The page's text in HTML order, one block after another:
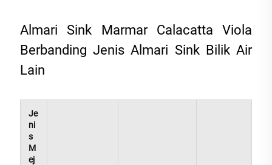
Almari Sink Marmar Calacatta Viola
Berbanding Jenis Almari Sink Bilik Air
Lain
Je
ni
s
M
ej